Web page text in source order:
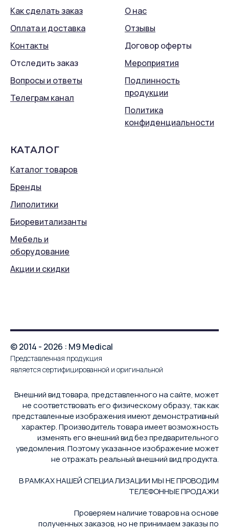
Как сделать заказ
Оплата и доставка
Контакты
Отследить заказ
Вопросы и ответы
Телеграм канал
О нас
Отзывы
Договор оферты
Мероприятия
Подлинность
продукции
Политика
конфиденциальности
КАТАЛОГ
Каталог товаров
Бренды
Липолитики
Биоревитализанты
Мебель и
оборудование
Акции и скидки
© 2014 - 2026 : M9 Medical
Представленная продукция
является сертифицированной и оригинальной
Внешний вид товара, представленного на сайте, может
не соответствовать его физическому образу, так как
представленные изображения имеют демонстративный
характер. Производитель товара имеет возможность
изменять его внешний вид без предварительного
уведомления. Поэтому указанное изображение может
не отражать реальный внешний вид продукта.
В РАМКАХ НАШЕЙ СПЕЦИАЛИЗАЦИИ МЫ НЕ ПРОВОДИМ
ТЕЛЕФОННЫЕ ПРОДАЖИ
Проверяем наличие товаров на основе
полученных заказов, но не принимаем заказы по